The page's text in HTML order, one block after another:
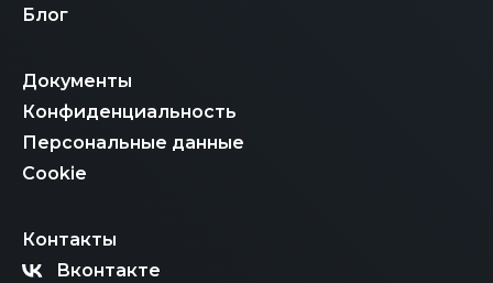
Блог
Документы
Конфиденциальность
Персональные данные
Cookie
Контакты
Вконтакте